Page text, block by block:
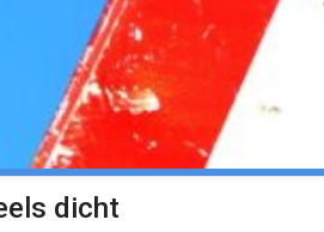
dicht